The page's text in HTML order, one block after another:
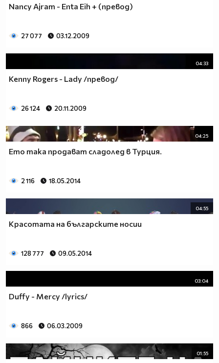
Nancy Ajram - Enta Eih + (превод)
27 077 03.12.2009
04:33
Kenny Rogers - Lady /превод/
26 124 20.11.2009
04:25
Ето така продават сладолед в Турция.
2 116 18.05.2014
04:55
Красотата на българските носии
128 777 09.05.2014
03:04
Duffy - Mercy /lyrics/
866 06.03.2009
01:55